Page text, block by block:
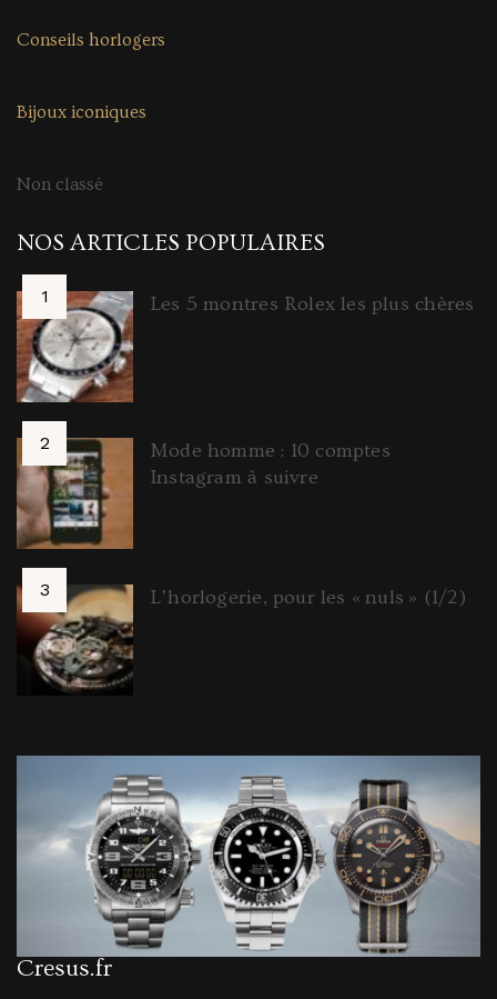
Conseils horlogers
Bijoux iconiques
Non classé
NOS ARTICLES POPULAIRES
Les 5 montres Rolex les plus chères
Mode homme : 10 comptes
Instagram à suivre
L’horlogerie, pour les « nuls » (1/2)
Cresus.fr